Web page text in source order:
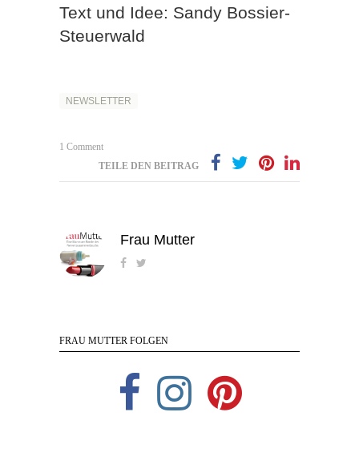
Text und Idee: Sandy Bossier-
Steuerwald
NEWSLETTER
1 Comment
TEILE DEN BEITRAG
Frau Mutter
FRAU MUTTER FOLGEN